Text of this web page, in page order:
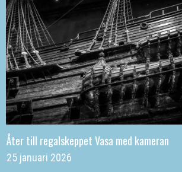
Åter till regalskeppet Vasa med kameran
25 januari 2026